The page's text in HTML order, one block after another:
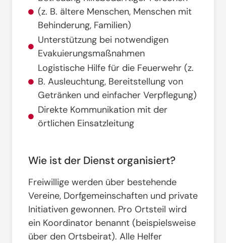
(z. B. ältere Menschen, Menschen mit
Behinderung, Familien)
Unterstützung bei notwendigen
Evakuierungsmaßnahmen
Logistische Hilfe für die Feuerwehr (z.
B. Ausleuchtung, Bereitstellung von
Getränken und einfacher Verpflegung)
Direkte Kommunikation mit der
örtlichen Einsatzleitung
Wie ist der Dienst organisiert?
Freiwillige werden über bestehende
Vereine, Dorfgemeinschaften und private
Initiativen gewonnen. Pro Ortsteil wird
ein Koordinator benannt (beispielsweise
über den Ortsbeirat). Alle Helfer